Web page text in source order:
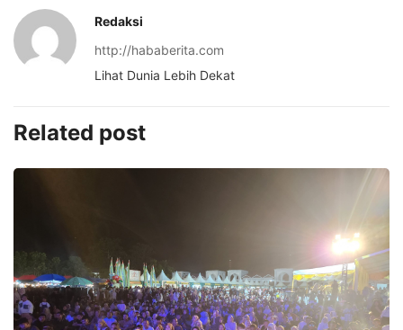
Redaksi
http://hababerita.com
Lihat Dunia Lebih Dekat
Related post